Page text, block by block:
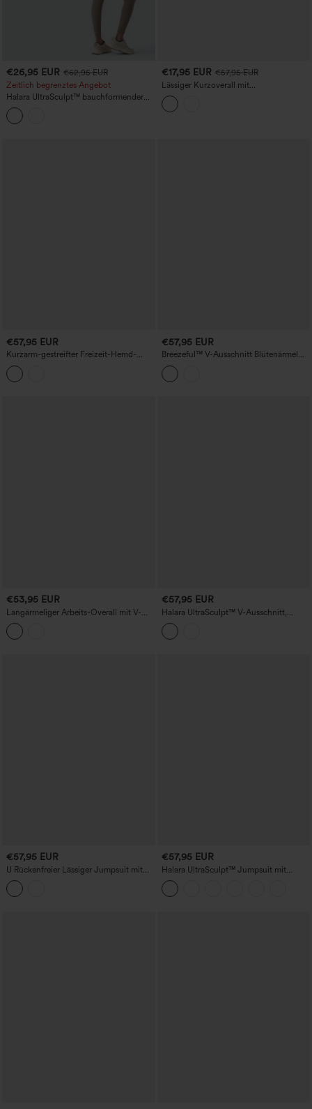
€26,95 EUR €62,95 EUR
Zeitlich begrenztes Angebot
Halara UltraSculpt™ bauchformender
Trainings-Jumpsuit mit Taschen – Easy
Peezy Edition – D/DD/DDD/F-Cups
€17,95 EUR €57,95 EUR
Lässiger Kurzoverall mit
Rundhalsausschnitt, Kurzärmeln,
gedrehtem Rückenteil, Kordelzug,
abgerundetem Saum und Taschen -
€57,95 EUR
Kurzarm-gestreifter Freizeit-Hemd-
Overall mit Taschen - Easy Peezy
Edition
€57,95 EUR
Breezeful™ V-Ausschnitt Blütenärmel
Tasche Weites Bein Fließender Schnell
Trocknender Arbeits-Jumpsuit
€53,95 EUR
Langärmeliger Arbeits-Overall mit V-
Ausschnitt, Reißverschluss und Taschen
– Easy Peezy
€57,95 EUR
Halara UltraSculpt™ V-Ausschnitt,
bauchformender und po-hebender
Workout-Jumpsuit mit Taschen – Easy
Peezy Edition
€57,95 EUR
U Rückenfreier Lässiger Jumpsuit mit
Taschen-Easy Peezy Edition
€57,95 EUR
Halara UltraSculpt™ Jumpsuit mit
überkreuzten Trägern, rückenfrei,
bauchformend, po-hebend, mit
Raffung, nicht abnehmbarem Polster —